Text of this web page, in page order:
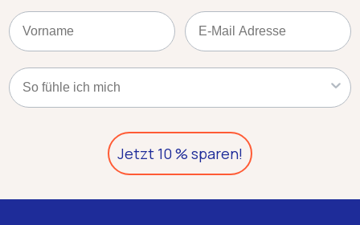
Name Email
Kategorie
Jetzt 10 % sparen!